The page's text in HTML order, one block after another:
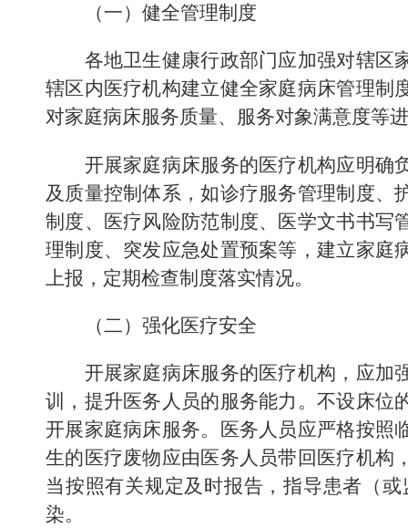
（一）健全管理制度
各地卫生健康行政部门应加强对辖区
辖区内医疗机构建立健全家庭病床管理制
对家庭病床服务质量、服务对象满意度等
开展家庭病床服务的医疗机构应明确
及质量控制体系，如诊疗服务管理制度、
制度、
医疗风险防范制度、医学文书书写
理制度、突发应急处置预案等，建立家庭
上报，定期检查制度落实情况。
（二）强化医疗安全
开展家庭病床服务的医疗机构，应加
训，提升医务人员的服务能力。 不设床位
开展家庭病床服务。
医务人员应严格按照
生的医疗废物应由医务人员带回医疗机构
当按照有关规定及时报告，指导患者 （或
染。